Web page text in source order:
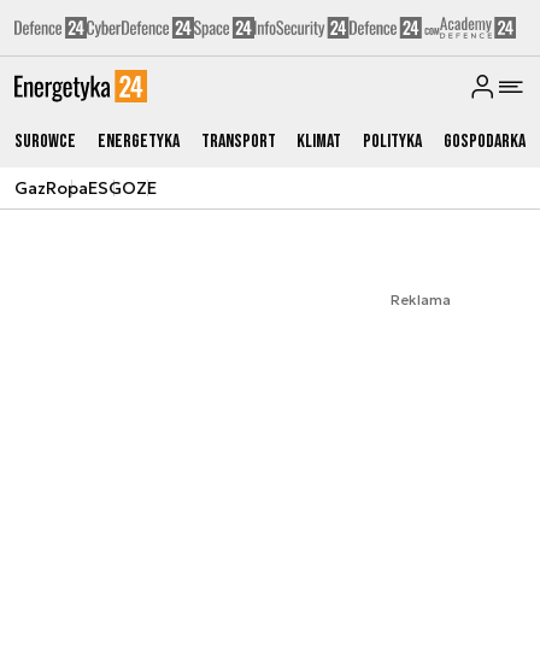
Surowce Energetyka Transport Klimat Polityka Gospodarka
GazRopaESGOZE
Reklama